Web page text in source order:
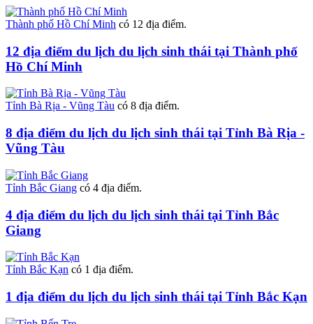
Thành phố Hồ Chí Minh có 12 địa điểm.
12 địa điểm du lịch du lịch sinh thái tại Thành phố
Hồ Chí Minh
Tỉnh Bà Rịa - Vũng Tàu có 8 địa điểm.
8 địa điểm du lịch du lịch sinh thái tại Tỉnh Bà Rịa -
Vũng Tàu
Tỉnh Bắc Giang có 4 địa điểm.
4 địa điểm du lịch du lịch sinh thái tại Tỉnh Bắc
Giang
Tỉnh Bắc Kạn có 1 địa điểm.
1 địa điểm du lịch du lịch sinh thái tại Tỉnh Bắc Kạn